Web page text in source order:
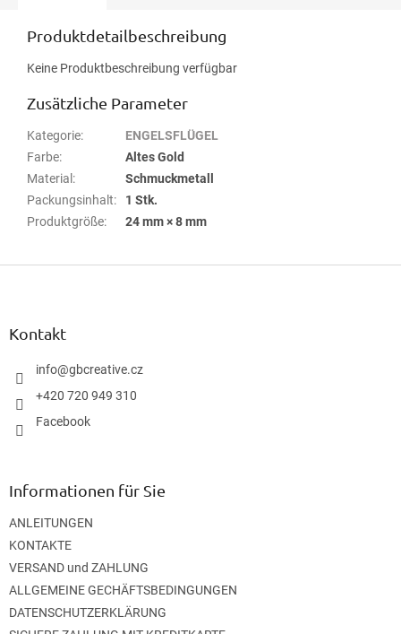
Produktdetailbeschreibung
Keine Produktbeschreibung verfügbar
Zusätzliche Parameter
Kategorie:
ENGELSFLÜGEL
Farbe:
Altes Gold
Material :
Schmuckmetall
Packungsinhalt:
1 Stk.
Produktgröße: 24 mm × 8 mm
F
Kontakt
info@gbcreative.cz
+420 720 949 310
Facebook
Informationen für Sie
ANLEITUNGEN
KONTAKTE
VERSAND und ZAHLUNG
ALLGEMEINE GECHÄFTSBEDINGUNGEN
DATENSCHUTZERKLÄRUNG